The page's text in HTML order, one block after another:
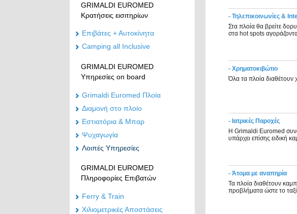
GRIMALDI EUROMED
Κρατήσεις εισιτηρίων
Επιβάτες + Αυτοκίνητα
Camping all Inclusive
GRIMALDI EUROMED
Υπηρεσίες on board
Grimaldi Euromed Πλοία
Διαμονή στο πλοίο
Εστιατόρια & Μπαρ
Ψυχαγωγία
Λοιπές Υπηρεσίες
GRIMALDI EUROMED
Πληροφορίες Επιβατών
Ferry & Train
Χιλιομετρικές Αποστάσεις
- Τηλεπικοινωνίες &
Στα πλοία θα βρείτε
στα hot spots
- Xρηματοκιβώτιο
Όλα τα πλοία
- Ιατρικές Παροχές
Η Grimaldi Euromed
υπάρχει επίσης ειδική
- Άτομα με αναπηρία
Τα πλοία διαθέτουν
προβλήματα ώστε το